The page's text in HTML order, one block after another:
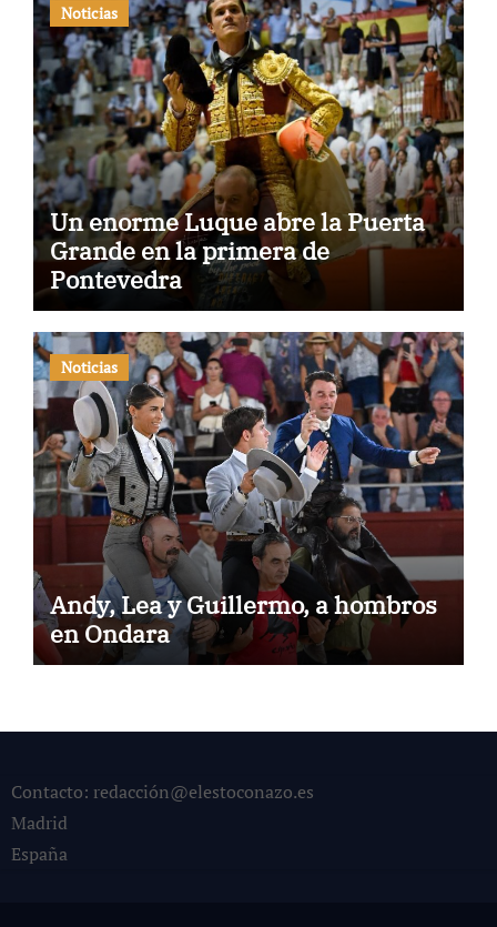
Noticias
Un enorme Luque abre la Puerta
Grande en la primera de
Pontevedra
Noticias
Andy, Lea y Guillermo, a hombros
en Ondara
Contacto: redacción@elestoconazo.es
Madrid
España